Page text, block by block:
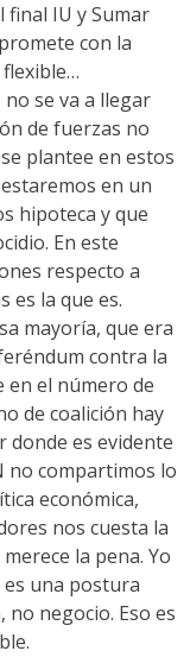
IU y Sumar
con la
se va a llegar
de fuerzas no
plantee en estos
en un
hipoteca y que
En este
respecto a
es la que es.
mayoría, que era
contra la
en el número de
de coalición hay
donde es evidente
no compartimos lo
económica,
nos cuesta la
la pena. Yo
es una postura
negocio. Eso es